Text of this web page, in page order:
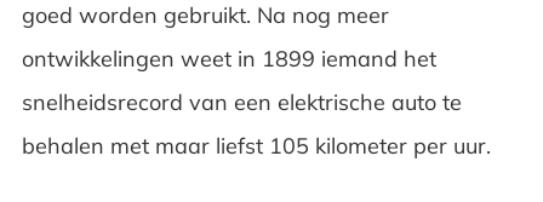
goed worden gebruikt. Na nog meer
ontwikkelingen weet in 1899 iemand het
snelheidsrecord van een elektrische auto te
behalen met maar liefst 105 kilometer per uur.